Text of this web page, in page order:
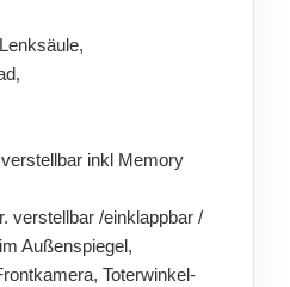
inkl Memory
verstellbar /einklappbar /
Außenspiegel,
Toterwinkel-